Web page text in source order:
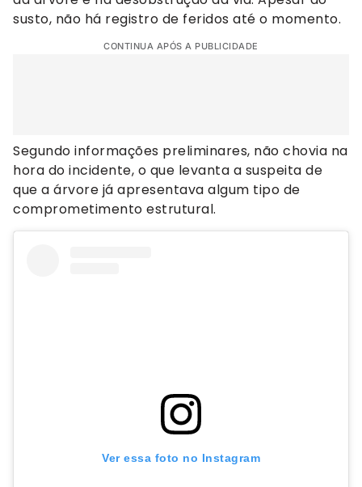
susto, não há registro de feridos até o momento.
CONTINUA APÓS A PUBLICIDADE
Segundo informações preliminares, não chovia na
hora do incidente, o que levanta a suspeita de
que a árvore já apresentava algum tipo de
comprometimento estrutural.
Ver essa foto no Instagram